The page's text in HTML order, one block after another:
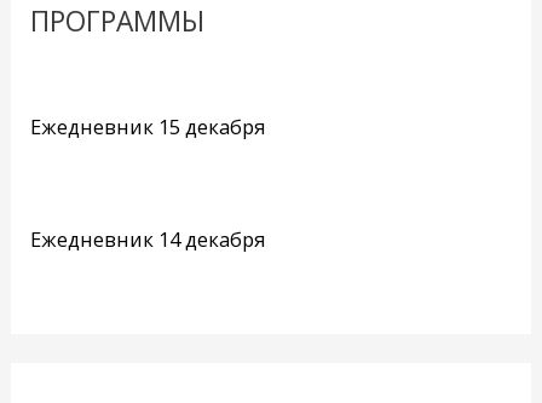
ПРОГРАММЫ
Ежедневник 15 декабря
Ежедневник 14 декабря